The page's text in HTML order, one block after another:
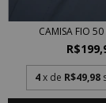
CAMISA FIO 50
4 x de R$49,98